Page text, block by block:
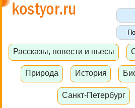
Рассказы, повести и пьесы
Природа История
Санкт-Петербург